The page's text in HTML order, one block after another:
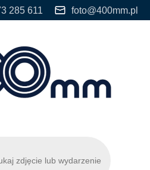
285 611 foto@400mm.pl